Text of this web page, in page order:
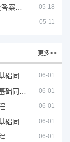
05-18
05-11
更多>>
06-01
06-01
06-01
06-01
06-01